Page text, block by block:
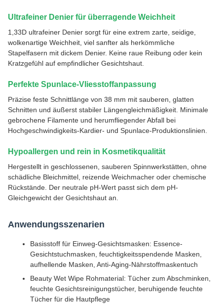
Ultrafeiner Denier für überragende Weichheit
1,33D ultrafeiner Denier sorgt für eine extrem zarte, seidige,
wolkenartige Weichheit, viel sanfter als herkömmliche
Stapelfasern mit dickem Denier. Keine raue Reibung oder kein
Kratzgefühl auf empfindlicher Gesichtshaut.
Perfekte Spunlace-Vliesstoffanpassung
Präzise feste Schnittlänge von 38 mm mit sauberen, glatten
Schnitten und äußerst stabiler Längengleichmäßigkeit. Minimale
gebrochene Filamente und herumfliegender Abfall bei
Hochgeschwindigkeits-Kardier- und Spunlace-Produktionslinien.
Hypoallergen und rein in Kosmetikqualität
Hergestellt in geschlossenen, sauberen Spinnwerkstätten, ohne
schädliche Bleichmittel, reizende Weichmacher oder chemische
Rückstände. Der neutrale pH-Wert passt sich dem pH-
Gleichgewicht der Gesichtshaut an.
Anwendungsszenarien
Basisstoff für Einweg-Gesichtsmasken: Essence-
Gesichtstuchmasken, feuchtigkeitsspendende Masken,
aufhellende Masken, Anti-Aging-Nährstoffmaskentuch
Beauty Wet Wipe Rohmaterial: Tücher zum Abschminken,
feuchte Gesichtsreinigungstücher, beruhigende feuchte
Tücher für die Hautpflege